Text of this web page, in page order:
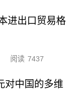
进出口贸易格
阅读 7437
对中国的多维